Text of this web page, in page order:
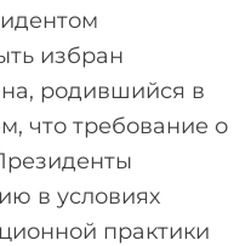
избран
родившийся в
что требование о
в условиях
практики